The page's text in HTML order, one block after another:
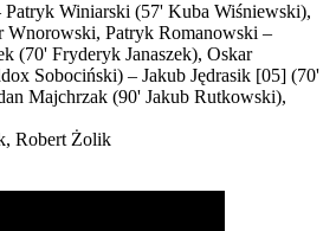
Winiarski (57' Kuba Wiśniewski),
Wnorowski, Patryk Romanowski –
(70' Fryderyk Janaszek), Oskar
Sobociński) – Jakub Jędrasik [05] (70'
Majchrzak (90' Jakub Rutkowski),
Robert Żolik